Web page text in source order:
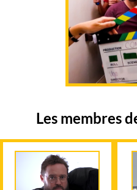
Les membres